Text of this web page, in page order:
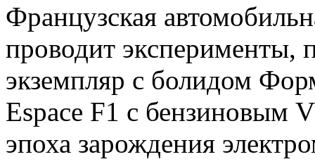
Французская
проводит эксперименты,
экземпляр с болидом
Espace F1 с бензиновым
эпоха зарождения